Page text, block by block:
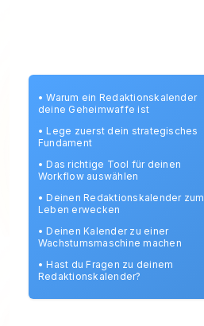
•Warum ein Redaktionskalender
deine Geheimwaffe ist
• Lege zuerst dein strategisches
Fundament
• Das richtige Tool für deinen
Workflow auswählen
• Deinen Redaktionskalender zum
Leben erwecken
• Deinen Kalender zu einer
Wachstumsmaschine machen
• Hast du Fragen zu deinem
Redaktionskalender?